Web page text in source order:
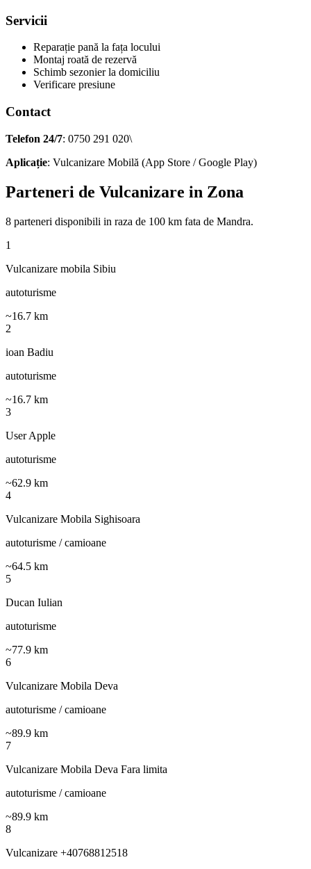
Servicii
Reparație pană la fața locului
Montaj roată de rezervă
Schimb sezonier la domiciliu
Verificare presiune
Contact
Telefon 24/7: 0750 291 020\
Aplicație: Vulcanizare Mobilă (App Store / Google Play)
Parteneri de Vulcanizare in Zona
8 parteneri disponibili in raza de 100 km fata de Mandra.
1
Vulcanizare mobila Sibiu
autoturisme
~16.7 km
2
ioan Badiu
autoturisme
~16.7 km
3
User Apple
autoturisme
~62.9 km
4
Vulcanizare Mobila Sighisoara
autoturisme / camioane
~64.5 km
5
Ducan Iulian
autoturisme
~77.9 km
6
Vulcanizare Mobila Deva
autoturisme / camioane
~89.9 km
7
Vulcanizare Mobila Deva Fara limita
autoturisme / camioane
~89.9 km
8
Vulcanizare +40768812518